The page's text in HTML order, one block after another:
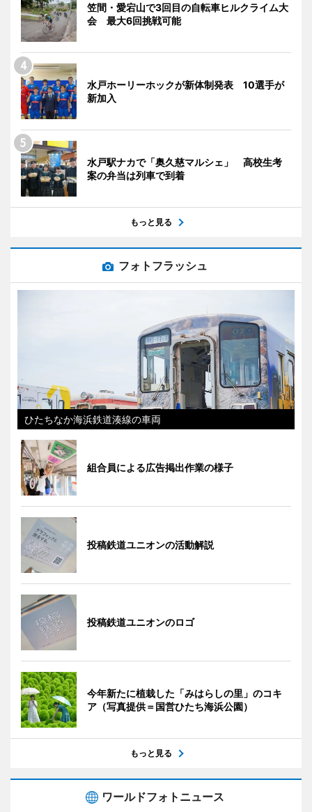
笠間・愛宕山で3回目の自転車ヒルクライム大
会 最大6回挑戦可能
水戸ホーリーホックが新体制発表 10選手が
新加入
水戸駅ナカで「奥久慈マルシェ」 高校生考
案の弁当は列車で到着
もっと見る
フォトフラッシュ
ひたちなか海浜鉄道湊線の車両
組合員による広告掲出作業の様子
投稿鉄道ユニオンの活動解説
投稿鉄道ユニオンのロゴ
今年新たに植栽した「みはらしの里」のコキ
ア（写真提供＝国営ひたち海浜公園）
もっと見る
ワールドフォトニュース